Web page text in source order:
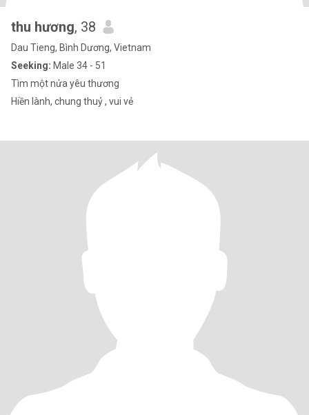
thu hương, 38
Dau Tieng, Bình Dương, Vietnam
Seeking: Male 34 - 51
Tìm một nửa yêu thương
Hiền lành, chung thuỷ , vui vẻ